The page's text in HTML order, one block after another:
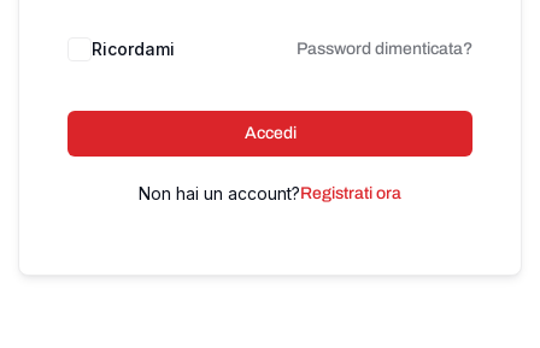
Ricordami Password dimenticata?
Accedi
Non hai un account?Registrati ora